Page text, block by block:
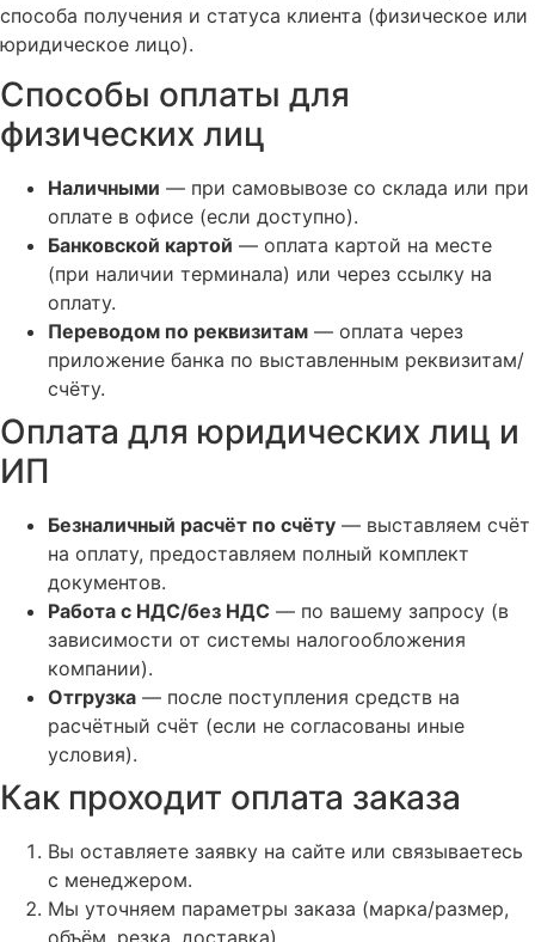
способа получения и статуса клиента (физическое или
юридическое лицо).
Способы оплаты для
физических лиц
Наличными — при самовывозе со склада или при
оплате в офисе (если доступно).
Банковской картой — оплата картой на месте
(при наличии терминала) или через ссылку на
оплату.
Переводом по реквизитам — оплата через
приложение банка по выставленным реквизитам/
счёту.
Оплата для юридических лиц и
ИП
Безналичный расчёт по счёту — выставляем счёт
на оплату, предоставляем полный комплект
документов.
Работа с НДС/без НДС — по вашему запросу (в
зависимости от системы налогообложения
компании).
Отгрузка — после поступления средств на
расчётный счёт (если не согласованы иные
условия).
Как проходит оплата заказа
Вы оставляете заявку на сайте или связываетесь
с менеджером.
Мы уточняем параметры заказа (марка/размер,